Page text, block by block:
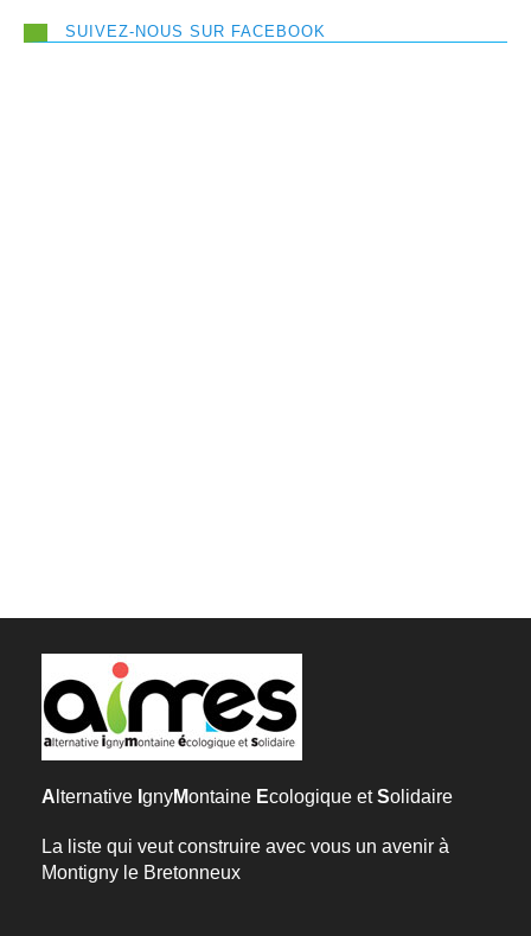
SUIVEZ-NOUS SUR FACEBOOK
A lternative gnyMontaine Ecologique etSolidaire
La liste qui veut construire avec vous un avenir à
Montigny le Bretonneux